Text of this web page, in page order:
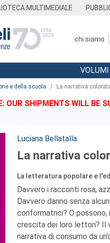
MULTIMEDIALE
chi siamo
VOLUMI
e della scuola La narrativa
OUR SHIPMENTS WILL BE
Autori:
Luciana Bellatalla
La narrativa
La letteratura popolare e
Davvero i racconti rosa,
Davvero danno senza
conformatrici? O
crescita dei loro lettori? Il
narrativa di consumo da